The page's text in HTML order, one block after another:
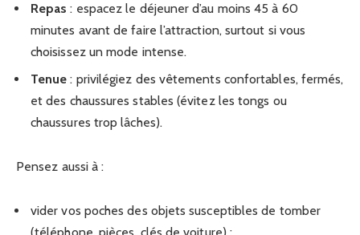
Repas : espacez le déjeuner d’au moins 45 à 60
minutes avant de faire l’attraction, surtout si vous
choisissez un mode intense.
Tenue : privilégiez des vêtements confortables, fermés,
et des chaussures stables (évitez les tongs ou
chaussures trop lâches).
Pensez aussi à :
vider vos poches des objets susceptibles de tomber